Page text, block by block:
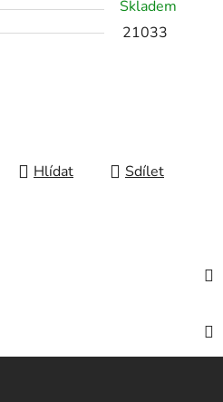
Skladem
21033
Hlídat Sdílet